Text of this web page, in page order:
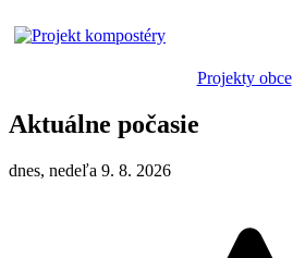
Projekty obce
Aktuálne počasie
dnes, nedeľa 9. 8. 2026